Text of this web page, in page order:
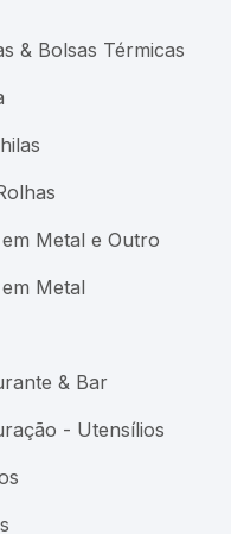
& Bolsas Térmicas
Metal e Outro
Metal
& Bar
- Utensílios